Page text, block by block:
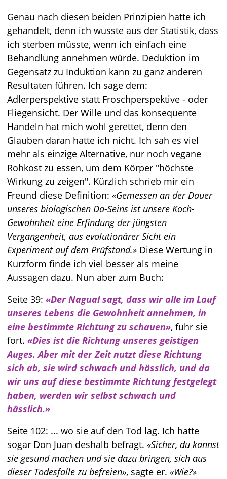
Genau nach diesen beiden Prinzipien hatte ich
gehandelt, denn ich wusste aus der Statistik, dass
ich sterben müsste, wenn ich einfach eine
Behandlung annehmen würde. Deduktion im
Gegensatz zu Induktion kann zu ganz anderen
Resultaten führen. Ich sage dem:
Adlerperspektive statt Froschperspektive - oder
Fliegensicht. Der Wille und das konsequente
Handeln hat mich wohl gerettet, denn den
Glauben daran hatte ich nicht. Ich sah es viel
mehr als einzige Alternative, nur noch vegane
Rohkost zu essen, um dem Körper "höchste
Wirkung zu zeigen". Kürzlich schrieb mir ein
Freund diese Definition:
Gemessen an der Dauer
unseres biologischen Da-Seins ist unsere Koch-
Gewohnheit eine Erfindung der jüngsten
Vergangenheit, aus evolutionärer Sicht ein
Experiment auf dem Prüfstand.
Diese Wertung in
Kurzform finde ich viel besser als meine
Aussagen dazu. Nun aber zum Buch:
Seite 39:
Der Nagual sagt, dass wir alle im Lauf
unseres Lebens die Gewohnheit annehmen, in
eine bestimmte Richtung zu schauen , fuhr sie
fort.
Dies ist die Richtung unseres geistigen
Auges. Aber mit der Zeit nutzt diese Richtung
sich ab, sie wird schwach und hässlich, und da
wir uns auf diese bestimmte Richtung festgelegt
haben, werden wir selbst schwach und
hässlich.
Seite 102: ... wo sie auf den Tod lag. Ich hatte
sogar Don Juan deshalb befragt. Sicher, du kannst
sie gesund machen und sie dazu bringen, sich aus
dieser Todesfalle zu befreien , sagte er.
Wie?